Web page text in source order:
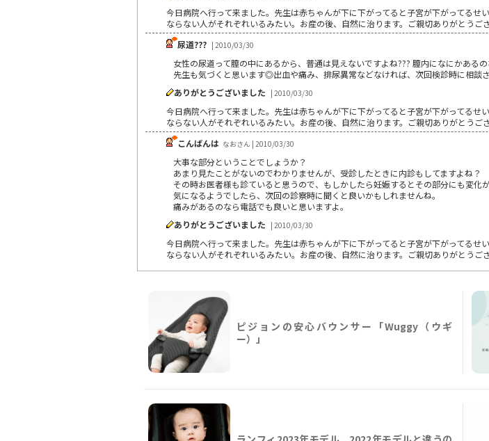
今日病院へ行って来ました。先生は赤ちゃんが下に下がってると子宮が下がってる
ならない人がそれぞれいるみたい。お産の後、自然に治ります。ご親切ありがとうご
尿道??? | 2010/03/30
女性の尿道って膣の中にあるから、普通は見えないですよね??? 膣内になにかあ
先生も気づくと思います◎出血や痛み、排尿異常などなければ、次回検診時に相談
ありがとうございました | 2010/03/30
今日病院へ行って来ました。先生は赤ちゃんが下に下がってると子宮が下がってる
ならない人がそれぞれいるみたい。お産の後、自然に治ります。ご親切ありがとうご
こんばんは なおさん | 2010/03/30
大事な部分ということでしょうか？
あまり見たことがないのでわかりませんが、受診したときに内診もしてますよね？
その時お医者様も診ていると思うので、もしかしたら妊娠するとその部分にも変化
気になるようでしたら、次回の診察時に聞くと良いかもしれませんね。
痛みがあるのなら電話でも良いと思いますよ。
ありがとうございました | 2010/03/30
今日病院へ行って来ました。先生は赤ちゃんが下に下がってると子宮が下がってる
ならない人がそれぞれいるみたい。お産の後、自然に治ります。ご親切ありがとうご
ピジョンの安心バウンサー「Wuggy（ウギ
ー）」